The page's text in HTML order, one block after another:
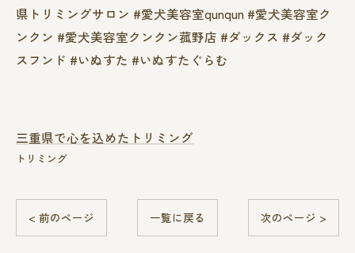
県トリミングサロン #愛犬美容室qunqun #愛犬美容室ク
ンクン #愛犬美容室クンクン菰野店 #ダックス #ダック
スフンド #いぬすた #いぬすたぐらむ
三重県で心を込めたトリミング
トリミング
< 前のページ 一覧に戻る 次のページ >